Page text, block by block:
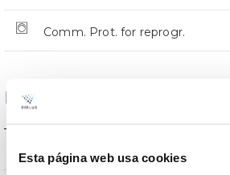
Esta página web usa cookies
Comm. Prot. for reprogr.
Dimensions and Mounting
Mounting